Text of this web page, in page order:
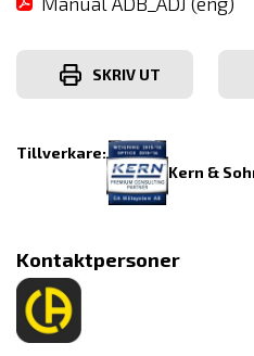
SKRIV UT
Tillverkare:
Kern &
Kontaktpersoner